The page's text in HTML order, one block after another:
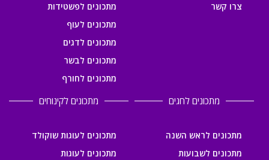
צרו קשר
מתכונים לפשטידות
מתכונים לעוף
מתכונים לדגים
מתכונים לבשר
מתכונים לחורף
מתכונים לחגים
מתכונים לראש השנה
מתכונים לשבועות
מתכונים לקינוחים
מתכונים לעוגות שוקולד
מתכונים לעוגות